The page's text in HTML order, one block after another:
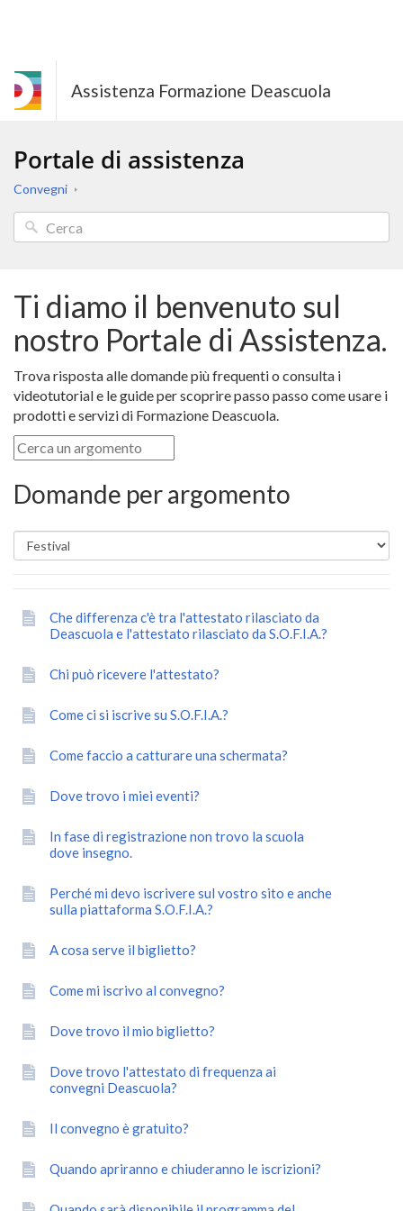
Assistenza Formazione Deascuola
Portale di assistenza
Convegni
Ti diamo il benvenuto sul
nostro Portale di Assistenza.
Trova risposta alle domande più frequenti o consulta i
videotutorial e le guide per scoprire passo passo come usare i
prodotti e servizi di Formazione Deascuola.
Domande per argomento
Che differenza c'è tra l'attestato rilasciato da
Deascuola e l'attestato rilasciato da S.O.F.I.A.?
Chi può ricevere l'attestato?
Come ci si iscrive su S.O.F.I.A.?
Come faccio a catturare una schermata?
Dove trovo i miei eventi?
In fase di registrazione non trovo la scuola
dove insegno.
Perché mi devo iscrivere sul vostro sito e anche
sulla piattaforma S.O.F.I.A.?
A cosa serve il biglietto?
Come mi iscrivo al convegno?
Dove trovo il mio biglietto?
Dove trovo l'attestato di frequenza ai
convegni Deascuola?
Il convegno è gratuito?
Quando apriranno e chiuderanno le iscrizioni?